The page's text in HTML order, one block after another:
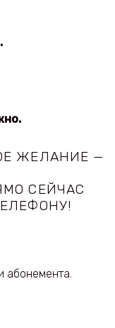
ЖЕЛАНИЕ —
СЕЙЧАС
абонемента.